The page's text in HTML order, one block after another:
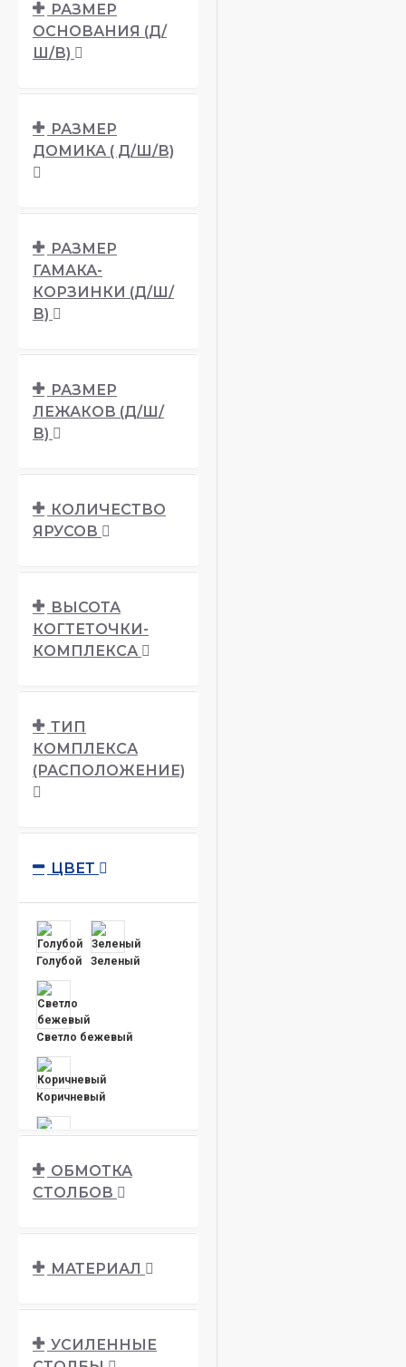
Товары для кошек
РАЗМЕР
ОСНОВАНИЯ (Д/
Ш/В)
РАЗМЕР
ДОМИКА ( Д/Ш/В)
РАЗМЕР
ГАМАКА-
КОРЗИНКИ (Д/Ш/
В)
РАЗМЕР
ЛЕЖАКОВ (Д/Ш/
В)
КОЛИЧЕСТВО
ЯРУСОВ
ВЫСОТА
КОГТЕТОЧКИ-
КОМПЛЕКСА
ТИП
КОМПЛЕКСА
(РАСПОЛОЖЕНИЕ)
ЦВЕТ
Голубой Зеленый
Светло бежевый
Коричневый
Светло серый
Белый
ОБМОТКА
СТОЛБОВ
МАТЕРИАЛ
УСИЛЕННЫЕ